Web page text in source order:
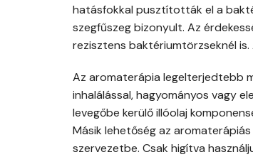
hatásfokkal pusztították el a
szegfűszeg bizonyult. Az
rezisztens baktériumtörzseknél is.
Az aromaterápia legelterjedtebb
inhalálással, hagyományos vagy
levegőbe kerülő illóolaj
Másik lehetőség az
szervezetbe. Csak higítva